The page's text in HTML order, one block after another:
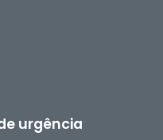
urgência